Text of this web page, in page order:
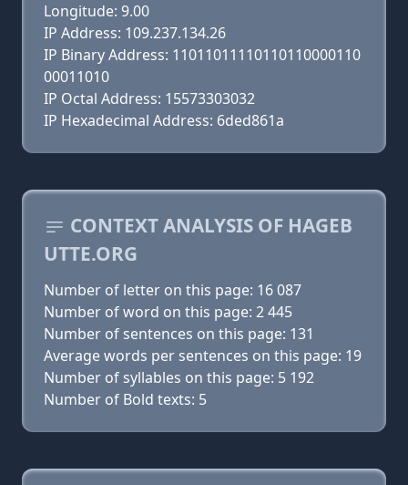
Longitude: 9.00
IP Address: 109.237.134.26
IP Binary Address: 11011011110110110000110
00011010
IP Octal Address: 15573303032
IP Hexadecimal Address: 6ded861a
CONTEXT ANALYSIS OF HAGEB
UTTE.ORG
Number of letter on this page: 16 087
Number of word on this page: 2 445
Number of sentences on this page: 131
Average words per sentences on this page: 19
Number of syllables on this page: 5 192
Number of Bold texts: 5